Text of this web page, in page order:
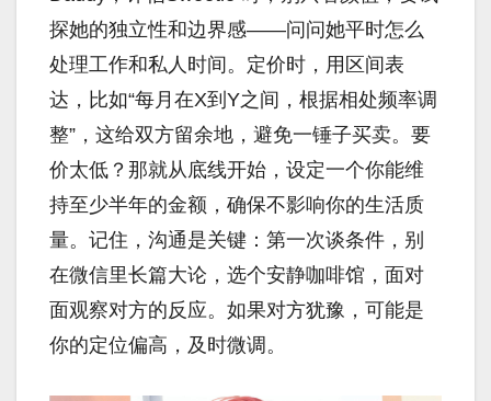
探她的独立性和边界感——问问她平时怎么
处理工作和私人时间。定价时，用区间表
达，比如“每月在X到Y之间，根据相处频率调
整”，这给双方留余地，避免一锤子买卖。要
价太低？那就从底线开始，设定一个你能维
持至少半年的金额，确保不影响你的生活质
量。记住，沟通是关键：第一次谈条件，别
在微信里长篇大论，选个安静咖啡馆，面对
面观察对方的反应。如果对方犹豫，可能是
你的定位偏高，及时微调。